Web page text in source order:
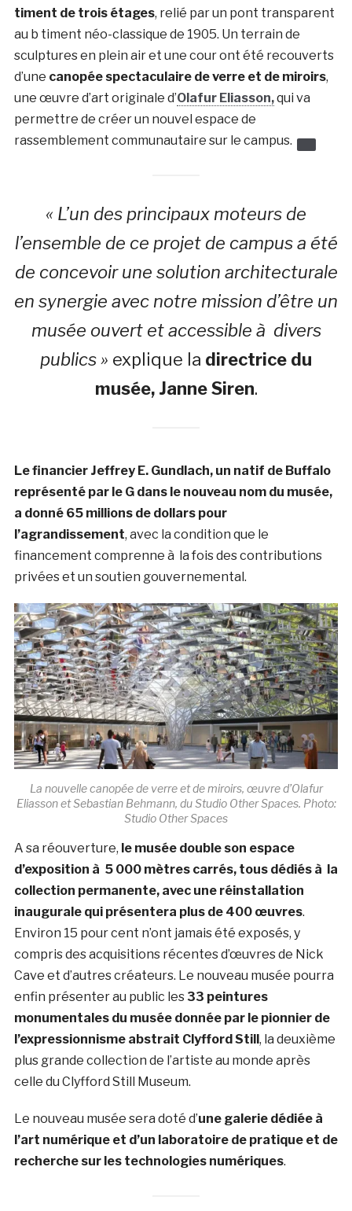
timent de trois étages, relié par un pont transparent
au b timent néo-classique de 1905. Un terrain de
sculptures en plein air et une cour ont été recouverts
d’une canopée spectaculaire de verre et de miroirs,
une œuvre d’art originale d’Olafur Eliasson,qui va
permettre de créer un nouvel espace de
rassemblement communautaire sur le campus.
« L’un des principaux moteurs de
l’ensemble de ce projet de campus a été
de concevoir une solution architecturale
en synergie avec notre mission d’être un
musée ouvert et accessible à divers
publics » explique la directrice du
musée, Janne Siren.
Le financier Jeffrey E. Gundlach, un natif de Buffalo
représenté par le G dans le nouveau nom du musée,
a donné 65 millions de dollars pour
l’agrandissement, avec la condition que le
financement comprenne à la fois des contributions
privées et un soutien gouvernemental.
La nouvelle canopée de verre et de miroirs, œuvre d’Olafur
Eliasson et Sebastian Behmann, du Studio Other Spaces. Photo:
Studio Other Spaces
A sa réouverture, le musée double son espace
d’exposition à 5 000 mètres carrés, tous dédiés à la
collection permanente, avec une réinstallation
inaugurale qui présentera plus de 400 œuvres.
Environ 15 pour cent n’ont jamais été exposés, y
compris des acquisitions récentes d’œuvres de Nick
Cave et d’autres créateurs. Le nouveau musée pourra
enfin présenter au public les 33 peintures
monumentales du musée donnée par le pionnier de
l’expressionnisme abstrait Clyfford Still, la deuxième
plus grande collection de l’artiste au monde après
celle du Clyfford Still Museum.
Le nouveau musée sera doté d’une galerie dédiée à
l’art numérique et d’un laboratoire de pratique et de
recherche sur les technologies numériques.